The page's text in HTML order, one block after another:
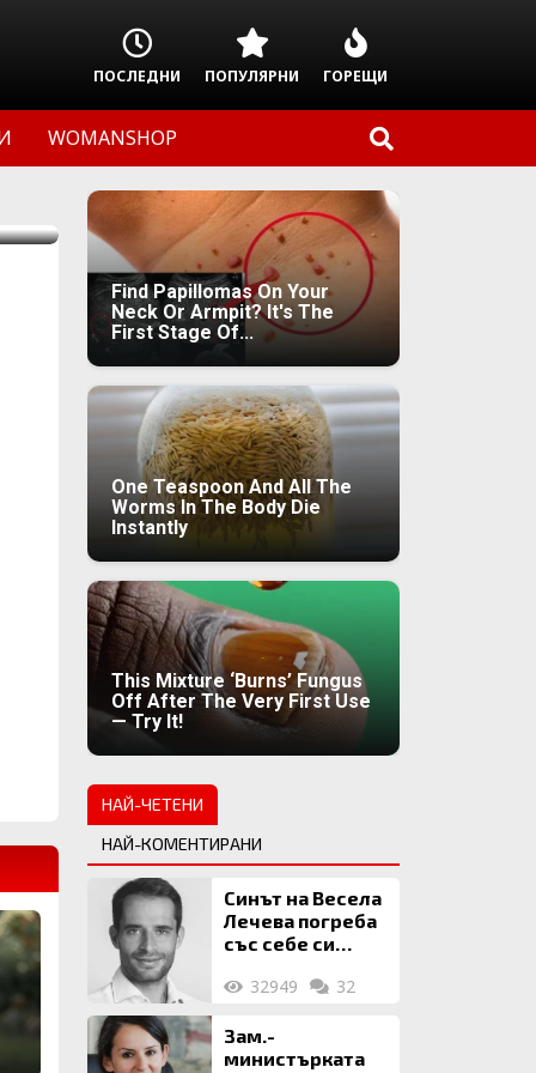
ПОСЛЕДНИ ПОПУЛЯРНИ ГОРЕЩИ
WOMANSHOP
Find Papillomas On Your
Neck Or Armpit? It's The
First Stage Of...
One Teaspoon And All The
Worms In The Body Die
Instantly
This Mixture ‘Burns’ Fungus
Off After The Very First Use
— Try It!
НАЙ-ЧЕТЕНИ
НАЙ-КОМЕНТИРАНИ
Синът на Весела
Лечева погреба
със себе си
млн. евро
32949 32
Зам.-
министърката